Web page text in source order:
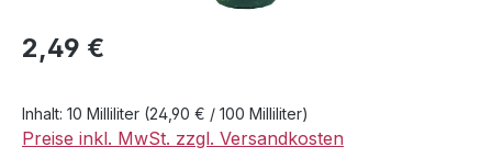
Regulärer Preis:
2,49 €
Inhalt: 10 Milliliter (24,90 € / 100 Milliliter)
Preise inkl. MwSt. zzgl. Versandkosten